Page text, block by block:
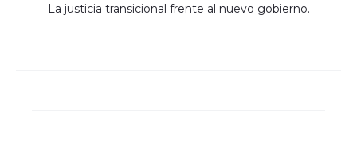
La justicia transicional frente al nuevo gobierno.